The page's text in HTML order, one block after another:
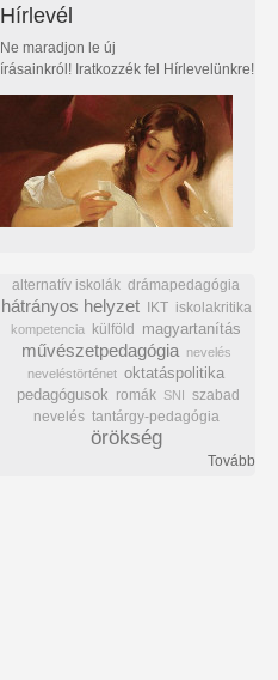
Hírlevél
Ne maradjon le új
írásainkról! Iratkozzék fel Hírlevelünkre!
alternatív iskolák drámapedagógia
hátrányos helyzet IKT iskolakritika
kompetencia külföld magyartanítás
művészetpedagógia
nevelés
neveléstörténet oktatáspolitika
pedagógusok romák SNI szabad
nevelés tantárgy-pedagógia
örökség
Tovább